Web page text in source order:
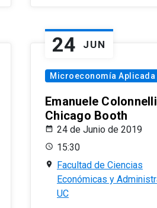
24 JUN
Microeconomía Aplicada
Emanuele
Chicago Booth
24 de Junio de 2019
15:30
Facultad de Ciencias
Económicas y
UC